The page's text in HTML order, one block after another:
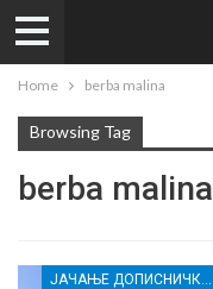
Home berba malina
Browsing Tag
berba malina
ЈАЧАЊЕ ДОПИСНИЧКЕ МРЕЖЕ НЕЗАВИСНИХ МЕДИЈА У РАСИНСКОМ ОКРУГУ